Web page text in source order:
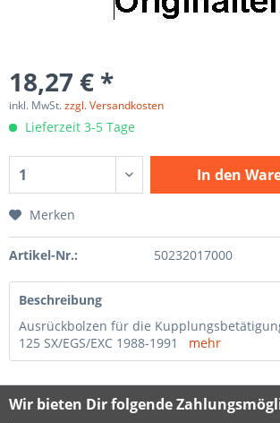
18,27 € *
inkl. MwSt.zzgl. Versandkosten
Lieferzeit 3-5 Tage
In den
Merken
Artikel-Nr.: 50232017000
Beschreibung
Ausrückbolzen für die
125 SX/EGS/EXC 1988-1991 mehr
Wir bieten Dir folgende